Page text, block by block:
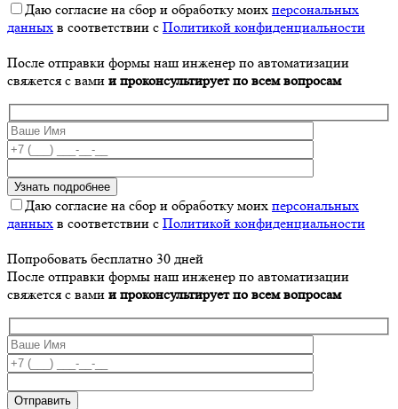
Даю согласие на сбор и обработку моих персональных
данных в соответствии с Политикой конфиденциальности
После отправки формы наш инженер по автоматизации
свяжется с вами и проконсультирует по всем вопросам
Даю согласие на сбор и обработку моих персональных
данных в соответствии с Политикой конфиденциальности
Попробовать бесплатно 30 дней
После отправки формы наш инженер по автоматизации
свяжется с вами и проконсультирует по всем вопросам